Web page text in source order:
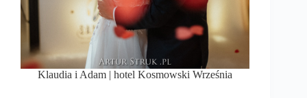
Klaudia i Adam | hotel Kosmowski Września